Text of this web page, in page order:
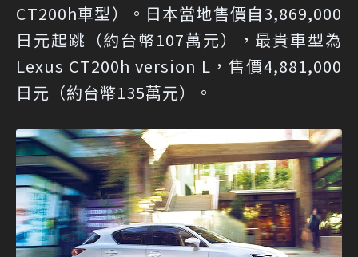
CT200h車型）。日本當地售價自3,869,000
日元起跳（約台幣107萬元），最貴車型為
Lexus CT200h version L，售價4,881,000
日元（約台幣135萬元）。